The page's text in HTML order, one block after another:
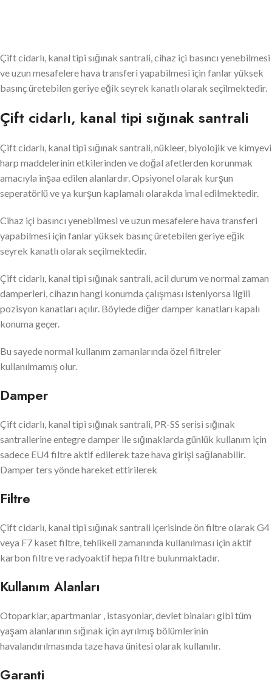
Çift cidarlı, kanal tipi sığınak santrali, cihaz içi basıncı yenebilmesi
ve uzun mesafelere hava transferi yapabilmesi için fanlar yüksek
basınç üretebilen geriye eğik seyrek kanatlı olarak seçilmektedir.
Çift cidarlı, kanal tipi sığınak santrali
Çift cidarlı, kanal tipi sığınak santrali, nükleer, biyolojik ve kimyevi
harp maddelerinin etkilerinden ve doğal afetlerden korunmak
amacıyla inşaa edilen alanlardır. Opsiyonel olarak kurşun
seperatörlü ve ya kurşun kaplamalı olarakda imal edilmektedir.
Cihaz içi basıncı yenebilmesi ve uzun mesafelere hava transferi
yapabilmesi için fanlar yüksek basınç üretebilen geriye eğik
seyrek kanatlı olarak seçilmektedir.
Çift cidarlı, kanal tipi sığınak santrali, acil durum ve normal zaman
damperleri, cihazın hangi konumda çalışması isteniyorsa ilgili
pozisyon kanatları açılır. Böylede diğer damper kanatları kapalı
konuma geçer.
Bu sayede normal kullanım zamanlarında özel filtreler
kullanılmamış olur.
Damper
Çift cidarlı, kanal tipi sığınak santrali, PR-SS serisi sığınak
santrallerine entegre damper ile sığınaklarda günlük kullanım için
sadece EU4 filtre aktif edilerek taze hava girişi sağlanabilir.
Damper ters yönde hareket ettirilerek
Filtre
Çift cidarlı, kanal tipi sığınak santrali içerisinde ön filtre olarak G4
veya F7 kaset filtre, tehlikeli zamanında kullanılması için aktif
karbon filtre ve radyoaktif hepa filtre bulunmaktadır.
Kullanım Alanları
Otoparklar, apartmanlar , istasyonlar, devlet binaları gibi tüm
yaşam alanlarının sığınak için ayrılmış bölümlerinin
havalandırılmasında taze hava ünitesi olarak kullanılır.
Garanti